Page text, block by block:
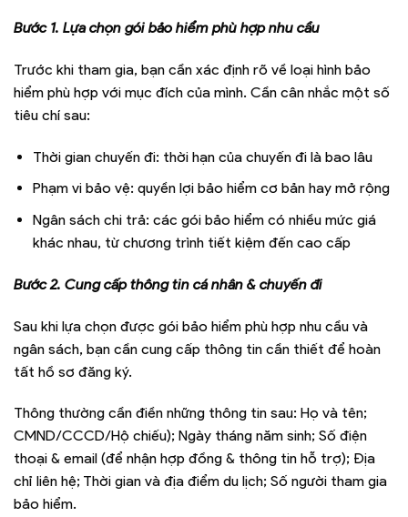
Bước 1. Lựa chọn gói bảo hiểm phù hợp nhu cầu
Trước khi tham gia, bạn cần xác định rõ về loại hình bảo
hiểm phù hợp với mục đích của mình. Cần cân nhắc một số
tiêu chí sau:
Thời gian chuyến đi: thời hạn của chuyến đi là bao lâu
Phạm vi bảo vệ: quyền lợi bảo hiểm cơ bản hay mở rộng
Ngân sách chi trả: các gói bảo hiểm có nhiều mức giá
khác nhau, từ chương trình tiết kiệm đến cao cấp
Bước 2. Cung cấp thông tin cá nhân & chuyến đi
Sau khi lựa chọn được gói bảo hiểm phù hợp nhu cầu và
ngân sách, bạn cần cung cấp thông tin cần thiết để hoàn
tất hồ sơ đăng ký.
Thông thường cần điền những thông tin sau: Họ và tên;
CMND/CCCD/Hộ chiếu); Ngày tháng năm sinh; Số điện
thoại & email (để nhận hợp đồng & thông tin hỗ trợ); Địa
chỉ liên hệ; Thời gian và địa điểm du lịch; Số người tham gia
bảo hiểm.